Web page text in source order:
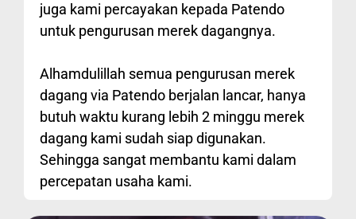
juga kami percayakan kepada Patendo
untuk pengurusan merek dagangnya.
Alhamdulillah semua pengurusan merek
dagang via Patendo berjalan lancar, hanya
butuh waktu kurang lebih 2 minggu merek
dagang kami sudah siap digunakan.
Sehingga sangat membantu kami dalam
percepatan usaha kami.